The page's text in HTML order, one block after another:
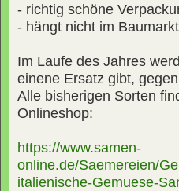
- richtig schöne
- hängt nicht im Baumarkt
Im Laufe des Jahres
einene Ersatz gibt,
Alle bisherigen Sorten
Onlineshop:
https://www.samen-
online.de/Saemereien/
italienische-Gemuese-